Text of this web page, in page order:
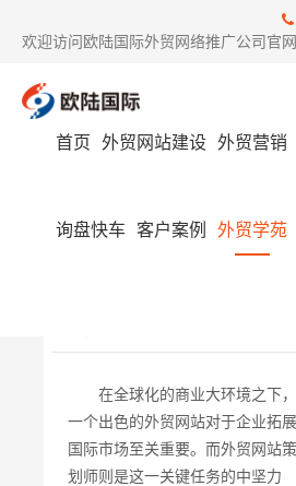
欢迎访问欧陆国际外贸网络推广公司官网
首页 外贸网站建设 外贸营销
询盘快车 客户案例 外贸学苑
外贸网站策划师如何多维
在全球化的商业大环境之下，
一个出色的外贸网站对于企业拓展
国际市场至关重要。而外贸网站策
划师则是这一关键任务的中坚力